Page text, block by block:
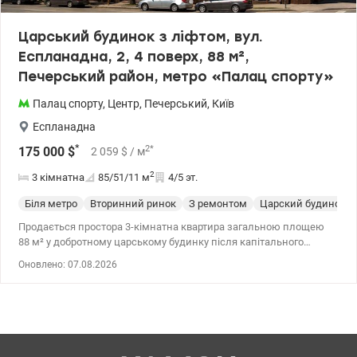
Царський будинок з ліфтом, вул.
Еспланадна, 2, 4 поверх, 88 м²,
Печерський район, метро «Палац спорту»
Палац спорту, Центр, Печерський, Київ
Еспланадна
175 000 $* 2 059 $ / м2*
3 кімнатна 85/51/11 м2 4/5 эт.
Біля метро Вторинний ринок З ремонтом
Царский будинок
Продається простора 3-кімнатна квартира загальною площею
88 м² у добротному царському будинку після капітального
Загальна площа — 88 м² Планування: три окремі кімнати — 20,1
Оновлено: 07.08.2026